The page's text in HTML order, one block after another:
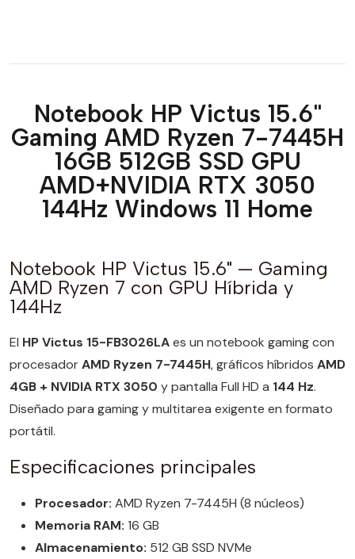
Notebook HP Victus 15.6"
Gaming AMD Ryzen 7-7445H
16GB 512GB SSD GPU
AMD+NVIDIA RTX 3050
144Hz Windows 11 Home
Notebook HP Victus 15.6" — Gaming
AMD Ryzen 7 con GPU Híbrida y
144Hz
El HP Victus 15-FB3026LAes un notebook gaming con
procesadorAMD Ryzen 7-7445H, gráficos híbridos AMD
4GB + NVIDIA RTX 3050 y pantalla Full HD a 144 Hz.
Diseñado para gaming y multitarea exigente en formato
portátil.
Especificaciones principales
Procesador: AMD Ryzen 7-7445H (8 núcleos)
Memoria RAM: 16 GB
Almacenamiento: 512 GB SSD NVMe